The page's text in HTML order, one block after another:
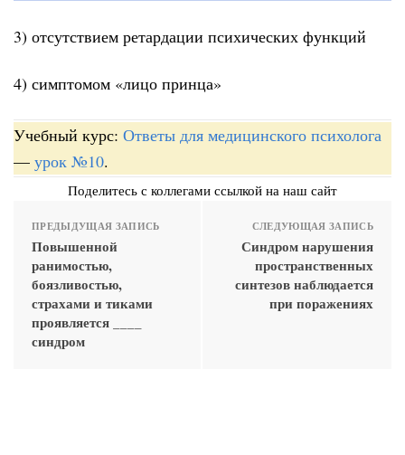
3) отсутствием ретардации психических функций
4) симптомом «лицо принца»
Учебный курс: Ответы для медицинского психолога
— урок №10.
Поделитесь с коллегами ссылкой на наш сайт
ПРЕДЫДУЩАЯ ЗАПИСЬ
Повышенной
ранимостью,
боязливостью,
страхами и тиками
проявляется ____
синдром
СЛЕДУЮЩАЯ ЗАПИСЬ
Синдром нарушения
пространственных
синтезов наблюдается
при поражениях